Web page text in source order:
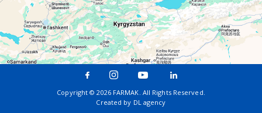
Copyright © 2026 FARMAK. All Rights Reserved.
Created by DL agency